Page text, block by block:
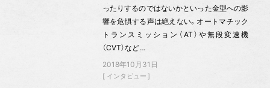
ったりするのではないかといった金型への影
響を危惧する声は絶えない。オートマチック
トランスミッション（AT）や無段変速機
（CVT）など…
2018年10月31日
インタビュー